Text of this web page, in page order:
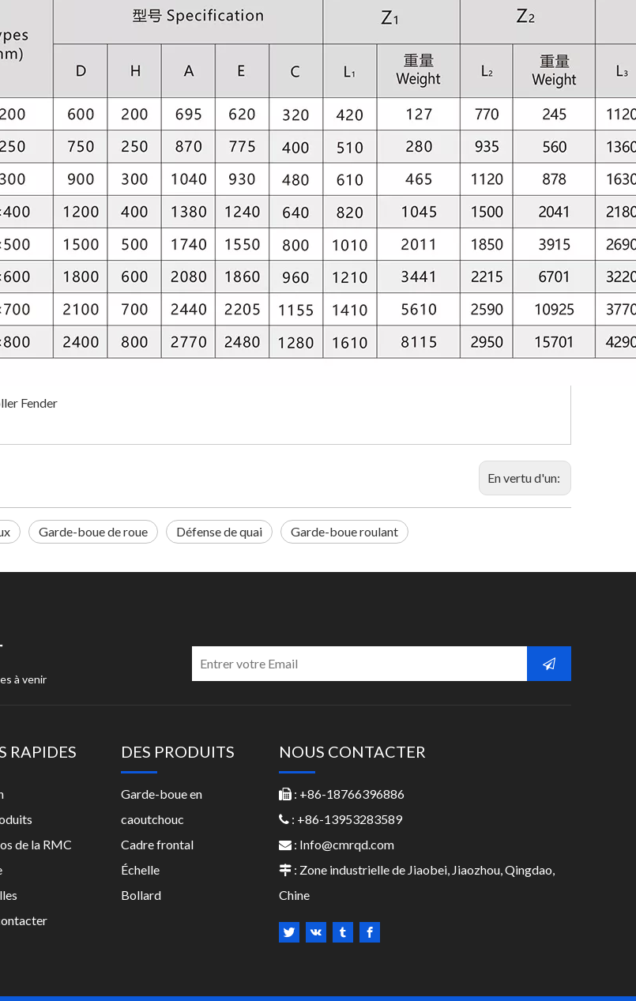
Fender
En vertu d'un:
Garde-boue de roue Défense de quai Garde-boue roulant
à venir
RAPIDES
de la RMC
DES PRODUITS
Garde-boue en
caoutchouc
Cadre frontal
Échelle
Bollard
NOUS CONTACTER
 : +86-18766396886
 : +86-13953283589
 : Info@cmrqd.com
 : Zone industrielle de Jiaobei, Jiaozhou, Qingdao,
Chine